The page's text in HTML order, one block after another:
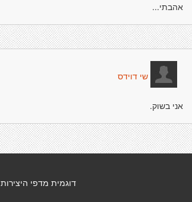
אהבתי...
שי דוידס
אני בשוק.
דוגמית מדפי היצירות